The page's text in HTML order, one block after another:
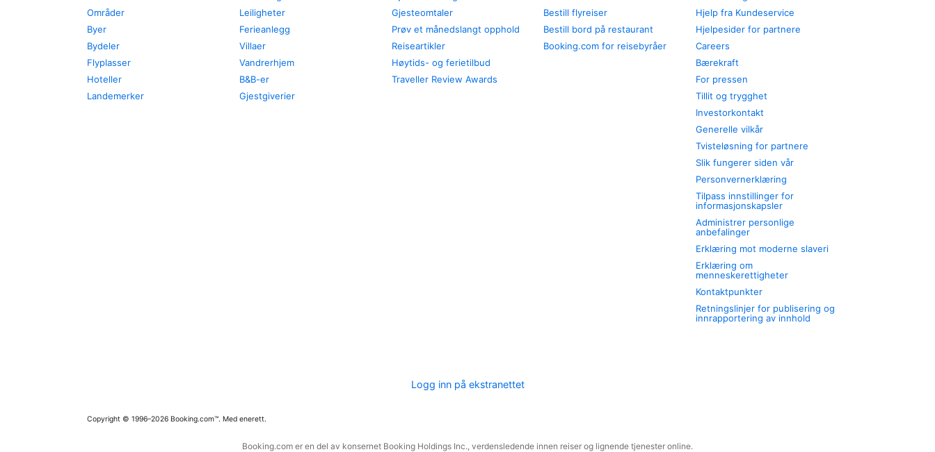
Områder
Byer
Bydeler
Flyplasser
Hoteller
Landemerker
Leiligheter
Ferieanlegg
Villaer
Vandrerhjem
B&B-er
Gjestgiverier
Gjesteomtaler
Prøv et månedslangt opphold
Reiseartikler
Høytids- og ferietilbud
Traveller Review Awards
Bestill flyreiser
Bestill bord på restaurant
Booking.com for reisebyråer
Hjelp fra Kundeservice
Hjelpesider for partnere
Careers
Bærekraft
For pressen
Tillit og trygghet
Investorkontakt
Generelle vilkår
Tvisteløsning for partnere
Slik fungerer siden vår
Personvernerklæring
Tilpass innstillinger for
informasjonskapsler
Administrer personlige
anbefalinger
Erklæring mot moderne slaveri
Erklæring om
menneskerettigheter
Kontaktpunkter
Retningslinjer for publisering og
innrapportering av innhold
Logg inn på ekstranettet
Copyright © 1996–2026 Booking.com™. Med enerett.
Booking.com er en del av konsernet Booking Holdings Inc., verdensledende innen reiser og lignende tjenester online.